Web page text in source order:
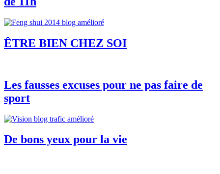
ÊTRE BIEN CHEZ SOI
Les fausses excuses pour ne pas faire de
sport
De bons yeux pour la vie